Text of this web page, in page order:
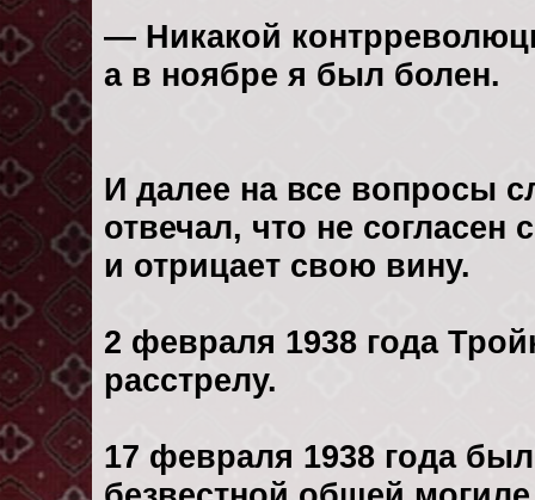
— Никакой
а в ноябре я был болен.
И далее на все вопросы
отвечал, что не согласен
и отрицает свою вину.
2 февраля 1938 года
расстрелу.
17 февраля 1938 года